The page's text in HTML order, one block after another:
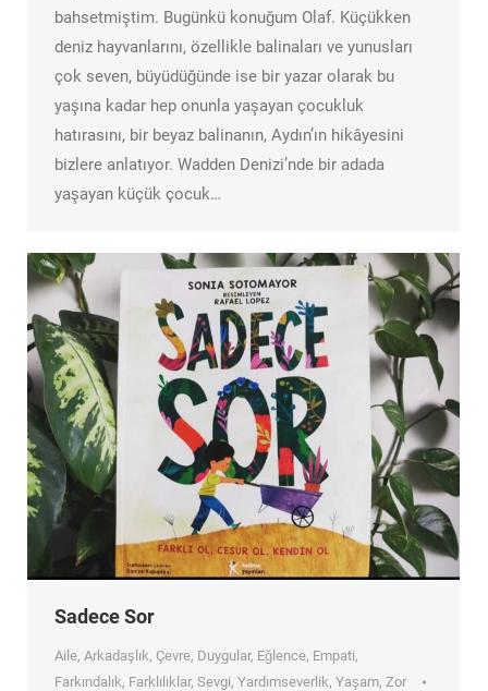
bahsetmiştim. Bugünkü konuğum Olaf. Küçükken
deniz hayvanlarını, özellikle balinaları ve yunusları
çok seven, büyüdüğünde ise bir yazar olarak bu
yaşına kadar hep onunla yaşayan çocukluk
hatırasını, bir beyaz balinanın, Aydın’ın hikâyesini
bizlere anlatıyor. Wadden Denizi’nde bir adada
yaşayan küçük çocuk…
Sadece Sor
Aile, Arkadaşlık, Çevre, Duygular, Eğlence, Empati,
Farkındalık, Farklılıklar, Sevgi, Yardımseverlik, Yaşam, Zor